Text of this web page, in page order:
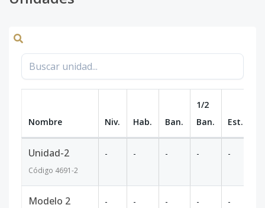
Nombre Niv. Hab. Ban.
1/2
Ban.
Est.
Unidad-2
Código 4691-2
- - - - -
Modelo 2 - - - - -